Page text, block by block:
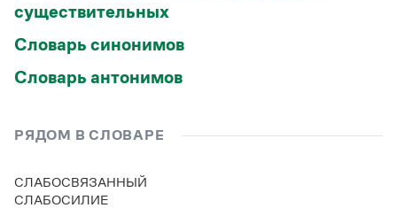
существительных
Словарь синонимов
Словарь антонимов
РЯДОМ В СЛОВАРЕ
СЛАБОСВЯЗАННЫЙ
СЛАБОСИЛИЕ